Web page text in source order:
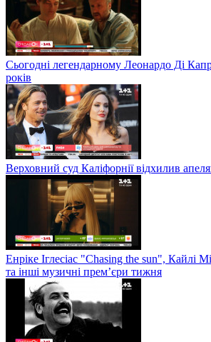
Сьогодні легендарному Леонардо Ді
років
Верховний суд Каліфорнії відхилив
Енріке Іглесіас "Chasing the sun", Кайлі
та інші музичні прем’єри тижня